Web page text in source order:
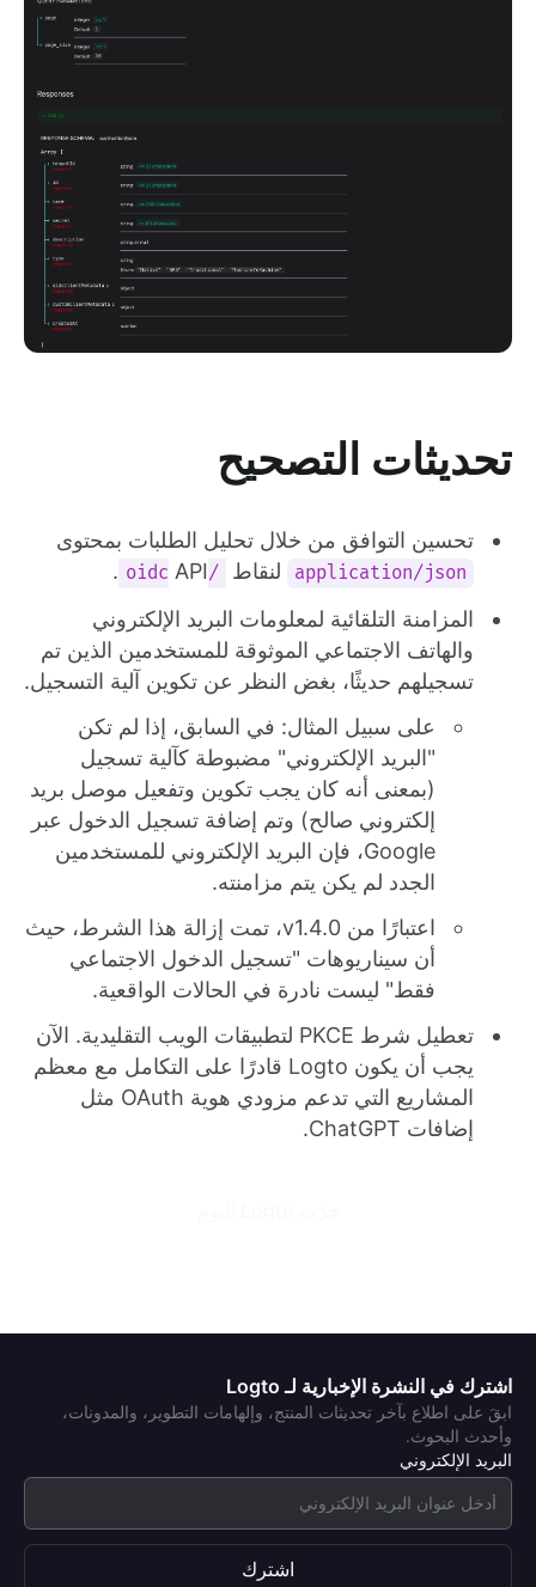
تحديثات التصحيح
تحسين التوافق من خلال تحليل الطلبات بمحتوى
application/json لنقاط /oidc
API.
المزامنة التلقائية لمعلومات البريد الإلكتروني
والهاتف الاجتماعي الموثوقة للمستخدمين الذين تم
تسجيلهم حديثًا، بغض النظر عن تكوين آلية التسجيل.
على سبيل المثال: في السابق، إذا لم تكن
"البريد الإلكتروني" مضبوطة كآلية تسجيل
(بمعنى أنه كان يجب تكوين وتفعيل موصل بريد
إلكتروني صالح) وتم إضافة تسجيل الدخول عبر
Google، فإن البريد الإلكتروني للمستخدمين
الجدد لم يكن يتم مزامنته.
اعتبارًا من v1.4.0، تمت إزالة هذا الشرط، حيث
أن سيناريوهات "تسجيل الدخول الاجتماعي
فقط" ليست نادرة في الحالات الواقعية.
تعطيل شرط PKCE لتطبيقات الويب التقليدية. الآن
يجب أن يكون Logto قادرًا على التكامل مع معظم
المشاريع التي تدعم مزودي هوية OAuth مثل
إضافات ChatGPT.
اشترك في النشرة الإخبارية لـ Logto
ابقَ على اطلاع بآخر تحديثات المنتج، وإلهامات التطوير، والمدونات،
وأحدث البحوث.
البريد الإلكتروني
اشترك